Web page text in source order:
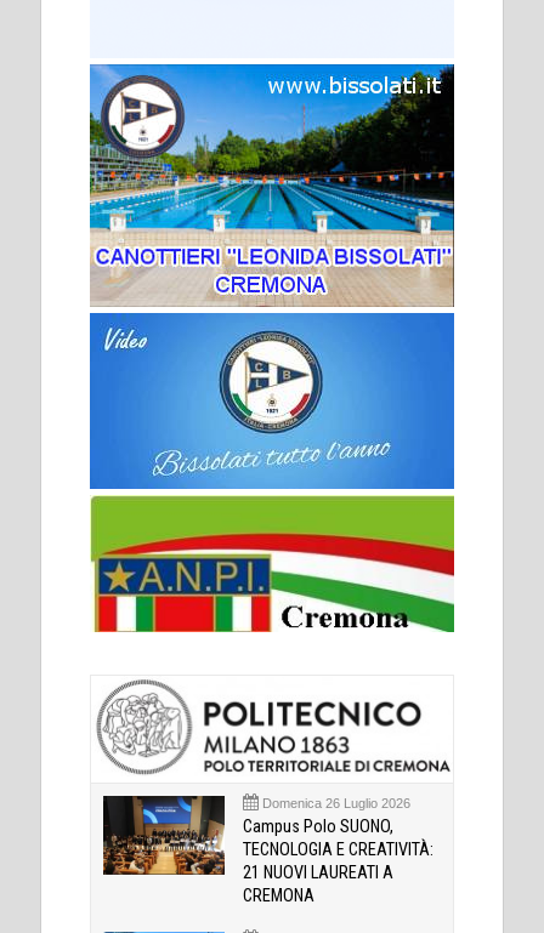
Domenica 26 Luglio 2026
Campus Polo SUONO,
TECNOLOGIA E CREATIVITÀ:
21 NUOVI LAUREATI A
CREMONA